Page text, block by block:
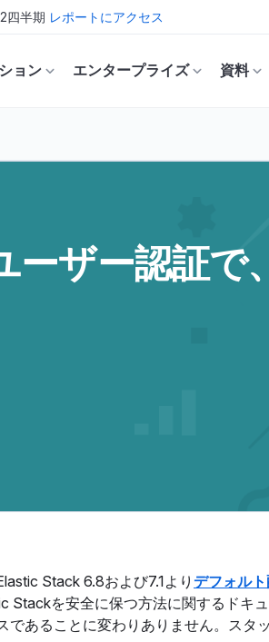
四半期 レポートにアクセス
ョン エンタープライズ 資料
ーザー認証で
Stack 6.8および7.1より デフォル
Stackを安全に保つ方法に関するドキ
であることに変わりありません。スタ